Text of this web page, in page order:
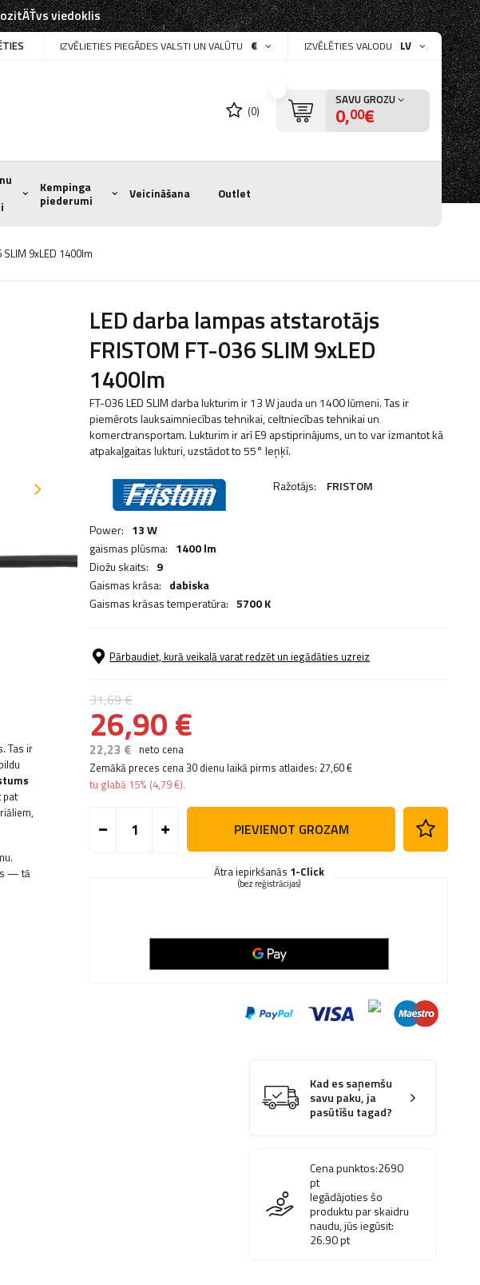
viedoklis
IZVĒLIETIES PIEGĀDES VALSTI UN VALŪTU € IZVĒLĒTIES VALODU LV
(0)
SAVU GROZU
0,00€
Kempinga
piederumi
Veicināšana Outlet
9xLED 1400lm
LED darba lampas atstarotājs
FRISTOM FT-036 SLIM 9xLED
1400lm
FT-036 LED SLIM darba lukturim ir 13 W jauda un 1400 lūmeni. Tas ir
piemērots lauksaimniecības tehnikai, celtniecības tehnikai un
komerctransportam. Lukturim ir arī E9 apstiprinājums, un to var izmantot kā
atpakaļgaitas lukturi, uzstādot to 55° leņķī.
Ražotājs: FRISTOM
Power: 13 W
gaismas plūsma: 1400 lm
Diožu skaits: 9
Gaismas krāsa: dabiska
Gaismas krāsas temperatūra: 5700 K
Pārbaudiet, kurā veikalā varat redzēt un iegādāties uzreiz
31,69 €
26,90 €
22,23 € neto cena
Zemākā preces cena 30 dienu laikā pirms atlaides: 27,60 €
tu glabā 15% (4,79 €).
PIEVIENOT GROZAM
Ātra iepirkšanās 1-Click
(bez reģistrācijas)
Kad es saņemšu
savu paku, ja
pasūtīšu tagad?
Cena punktos:2690
pt
Iegādājoties šo
produktu par skaidru
naudu, jūs iegūsit:
26.90pt
Tas ir
pat
— tā